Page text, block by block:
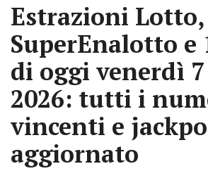
Estrazioni Lotto,
SuperEnalotto e
di oggi venerdì
2026: tutti i
vincenti e
aggiornato